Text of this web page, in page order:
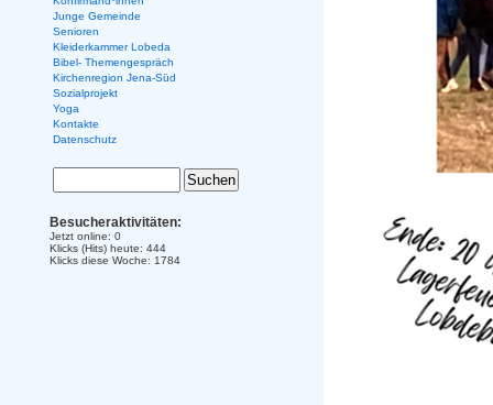
Junge Gemeinde
Senioren
Kleiderkammer Lobeda
Bibel- Themengespräch
Kirchenregion Jena-Süd
Sozialprojekt
Yoga
Kontakte
Datenschutz
Besucheraktivitäten:
Jetzt online: 0
Klicks (Hits) heute: 444
Klicks diese Woche: 1784